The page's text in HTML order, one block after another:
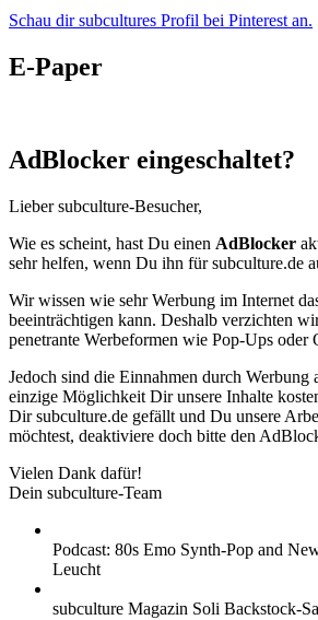
Schau dir subcultures Profil bei Pinterest an.
E-Paper
AdBlocker eingeschaltet?
Lieber subculture-Besucher,
Wie es scheint, hast Du einen AdBlocker
sehr helfen, wenn Du ihn für subculture.de
Wir wissen wie sehr Werbung im Internet
beeinträchtigen kann. Deshalb verzichten
penetrante Werbeformen wie Pop-Ups oder
Jedoch sind die Einnahmen durch Werbung
einzige Möglichkeit Dir unsere Inhalte
Dir subculture.de gefällt und Du unsere
möchtest, deaktiviere doch bitte den
Vielen Dank dafür!
Dein subculture-Team
Podcast: 80s Emo Synth-Pop and
Leucht
subculture Magazin Soli Backstock-